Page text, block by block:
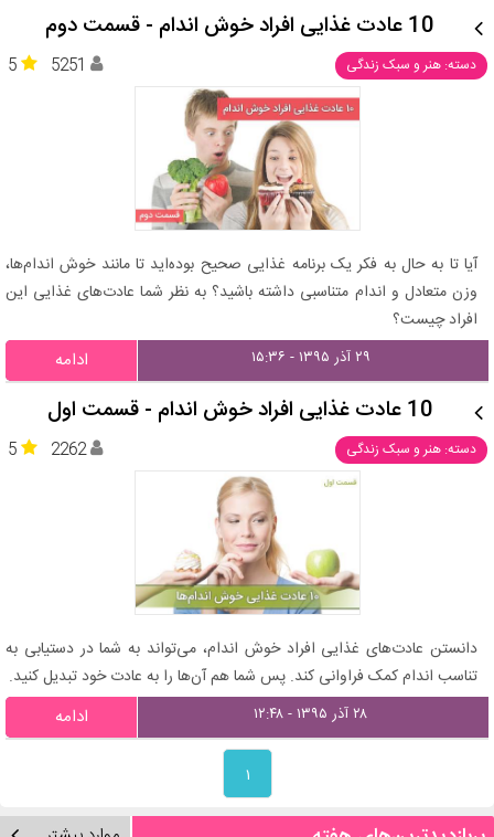
10 عادت غذایی افراد خوش اندام‌ - قسمت دوم
دسته: هنر و سبک زندگی 5 5251
آیا تا به حال به فکر یک برنامه غذایی صحیح بوده‌اید تا مانند خوش اندام‌ها،
وزن متعادل و اندام متناسبی داشته باشید؟ به نظر شما عادت‌های غذایی این
افراد چیست؟
۲۹ آذر ۱۳۹۵ - ۱۵:۳۶ ادامه
10 عادت غذایی افراد خوش اندام‌ - قسمت اول
دسته: هنر و سبک زندگی 5 2262
دانستن عادت‌های غذایی افراد خوش اندام، می‌تواند به شما در دستیابی به
تناسب اندام کمک فراوانی کند. پس شما هم آن‌ها را به عادت خود تبدیل کنید.
۲۸ آذر ۱۳۹۵ - ۱۲:۴۸ ادامه
۱